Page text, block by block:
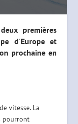
premières
d'Europe et
prochaine en
vitesse. La
pourront